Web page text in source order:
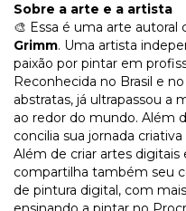
Sobre a arte e a artista
🎨 Essa é uma arte autoral
Grimm. Uma artista
paixão por pintar em
Reconhecida no Brasil e
abstratas, já ultrapassou a
ao redor do mundo. Além
concilia sua jornada
Além de criar artes digitais
compartilha também seu
de pintura digital, com